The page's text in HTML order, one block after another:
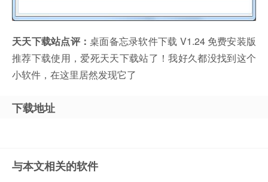
天天下载站点评：桌面备忘录软件下载 V1.24 免费安装版
推荐下载使用，爱死天天下载站了！我好久都没找到这个
小软件，在这里居然发现它了
下载地址
与本文相关的软件